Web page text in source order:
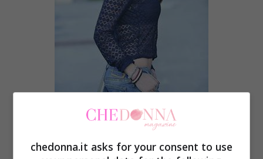
Dopo la sua rottura con Amedeo Barbato,
chedonna.it asks for your consent to use